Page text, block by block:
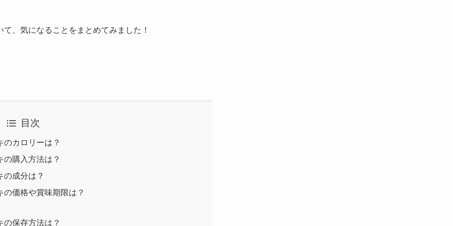
て、気になることをまとめてみました！
目次
のカロリーは？
の購入方法は？
の成分は？
価格や賞味期限は？
の保存方法は？